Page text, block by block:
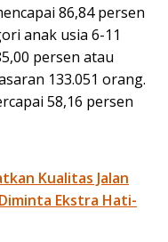
86,84 persen
anak usia 6-11
persen atau
133.051 orang.
58,16 persen
Kualitas Jalan
Ekstra Hati-